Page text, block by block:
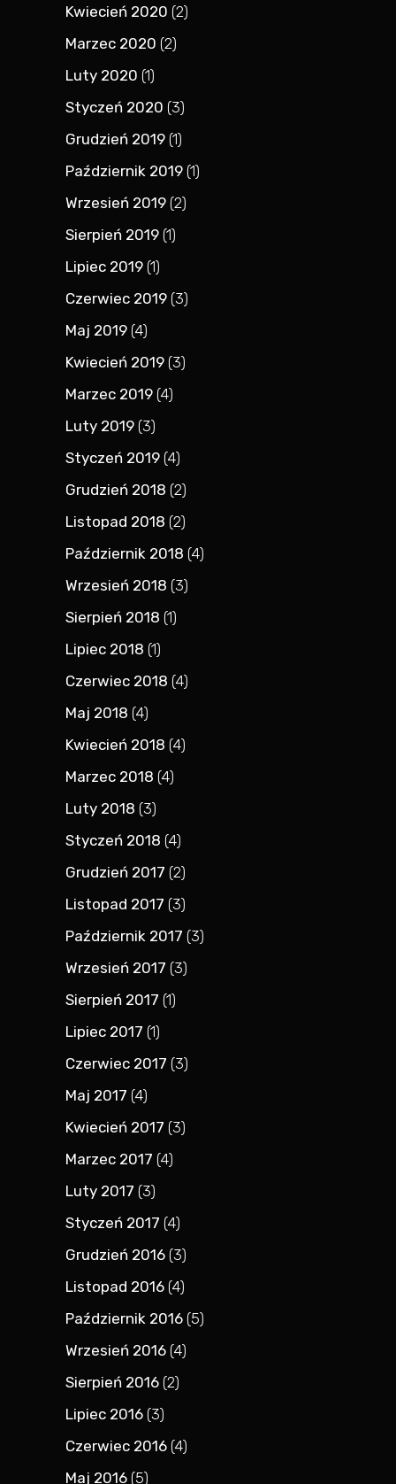
Kwiecień 2020 (2)
Marzec 2020 (2)
Luty 2020 (1)
Styczeń 2020 (3)
Grudzień 2019 (1)
Październik 2019 (1)
Wrzesień 2019 (2)
Sierpień 2019 (1)
Lipiec 2019 (1)
Czerwiec 2019 (3)
Maj 2019 (4)
Kwiecień 2019 (3)
Marzec 2019 (4)
Luty 2019 (3)
Styczeń 2019 (4)
Grudzień 2018 (2)
Listopad 2018 (2)
Październik 2018 (4)
Wrzesień 2018 (3)
Sierpień 2018 (1)
Lipiec 2018 (1)
Czerwiec 2018 (4)
Maj 2018 (4)
Kwiecień 2018 (4)
Marzec 2018 (4)
Luty 2018 (3)
Styczeń 2018 (4)
Grudzień 2017 (2)
Listopad 2017 (3)
Październik 2017 (3)
Wrzesień 2017 (3)
Sierpień 2017 (1)
Lipiec 2017 (1)
Czerwiec 2017 (3)
Maj 2017 (4)
Kwiecień 2017 (3)
Marzec 2017 (4)
Luty 2017 (3)
Styczeń 2017 (4)
Grudzień 2016 (3)
Listopad 2016 (4)
Październik 2016 (5)
Wrzesień 2016 (4)
Sierpień 2016 (2)
Lipiec 2016 (3)
Czerwiec 2016 (4)
Maj 2016 (5)